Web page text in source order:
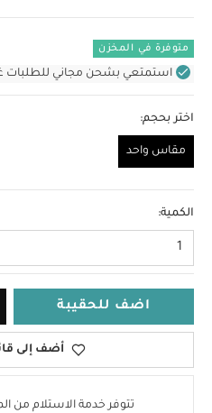
متوفرة في المخزن
استمتعي بشحن مجاني للطلبات غير
اختر بحجم:
مقاس واحد
الكمية:
1
اضف للحقيبة
أضف إلى
تتوفر خدمة الاستلام من